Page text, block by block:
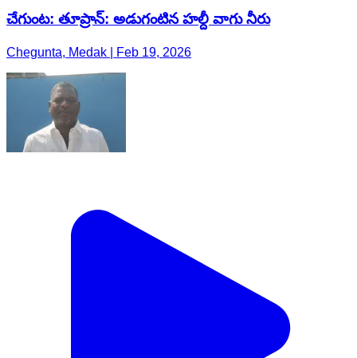
చేగుంట: తూప్రాన్: అడుగంటిన హల్దీ వాగు నీరు
Chegunta, Medak | Feb 19, 2026